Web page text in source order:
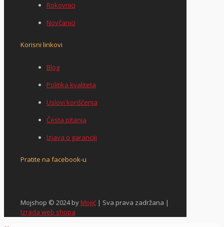
Rokovnici
Novčanici
Korisni linkovi
Blog
Politika kvaliteta
Uslovi korišćenja
Česta pitanja
Izjava o garanciji
Pratite na facebook-u
Mojshop © 2024 byMojić | Sva prava zadržana |
Izrada web shopa